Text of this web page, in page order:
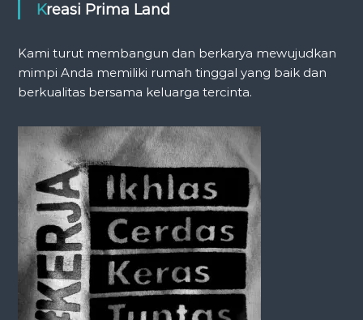
Kreasi Prima Land
Kami turut membangun dan berkarya mewujudkan
mimpi Anda memiliki rumah tinggal yang baik dan
berkualitas bersama keluarga tercinta.